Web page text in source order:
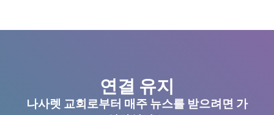
연결 유지
나사렛 교회로부터 매주 뉴스를 받으려면 가